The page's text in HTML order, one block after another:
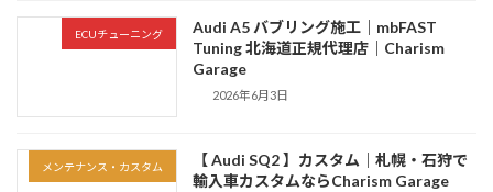
ECUチューニング
Audi A5 バブリング施工｜mbFAST
Tuning 北海道正規代理店｜Charism
Garage
2026年6月3日
メンテナンス・カスタム
【 Audi SQ2 】カスタム｜札幌・石狩で
輸入車カスタムならCharism Garage